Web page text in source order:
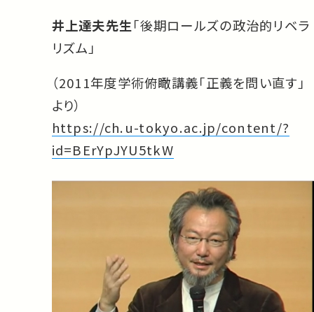
井上達夫先生「後期ロールズの政治的リベラ
リズム」
（2011年度学術俯瞰講義「正義を問い直す」
より）
https://ch.u-tokyo.ac.jp/content/?
id=BErYpJYU5tkW